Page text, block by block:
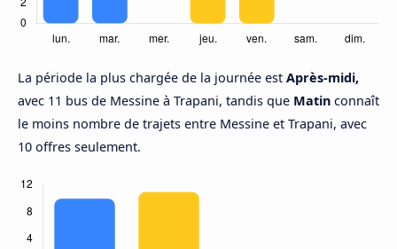
La période la plus chargée de la journée est Après-midi,
avec 11 bus de Messine à Trapani, tandis que Matin connaît
le moins nombre de trajets entre Messine et Trapani, avec
10 offres seulement.